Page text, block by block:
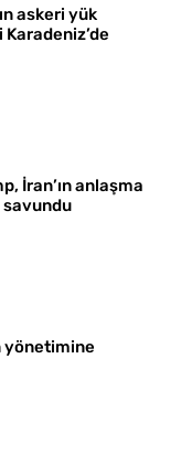
askeri yük
İran’ın anlaşma
yönetimine